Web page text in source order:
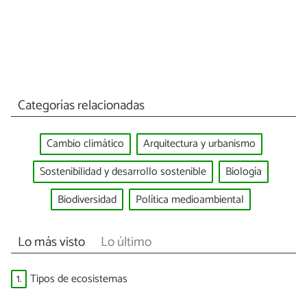
Categorías relacionadas
Cambio climático
Arquitectura y urbanismo
Sostenibilidad y desarrollo sostenible
Biología
Biodiversidad
Política medioambiental
Lo más visto Lo último
1. Tipos de ecosistemas